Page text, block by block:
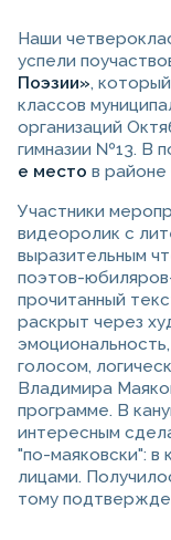
Наши
успели
Поэзии»,
классов
организаций
гимназии №13. В
е место в районе
Участники
видеоролик с
выразительным
поэтов-
прочитанный
раскрыт через
голосом,
Владимира
программе. В
интересным
"по-маяковски": в
лицами.
тому